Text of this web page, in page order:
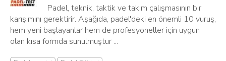
Padel, teknik, taktik ve takım çalışmasının bir
karışımını gerektirir. Aşağıda, padel'deki en önemli 10 vuruş,
hem yeni başlayanlar hem de profesyoneller için uygun
olan kısa formda sunulmuştur ...